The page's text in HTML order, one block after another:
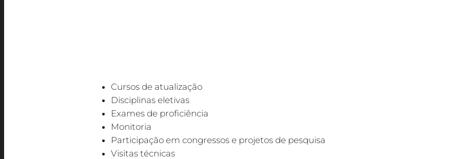
Cursos de atualização
Disciplinas eletivas
Exames de proficiência
Monitoria
Participação em congressos e projetos de pesquisa
Visitas técnicas